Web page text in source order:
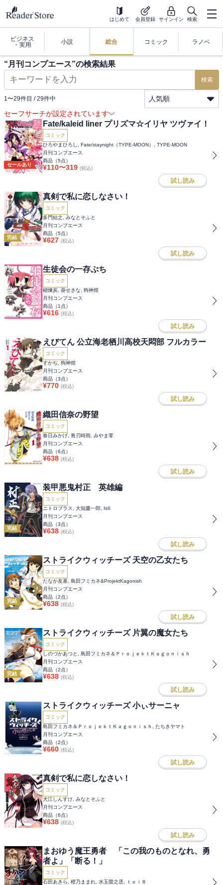
はじめて 会員登録 サインイン 検索
ビジネス
・実用
小説 総合 コミック ラノベ
“ 月刊コンプエース”の検索結果
検索
1〜29件目 / 29件中
人気順
セーフサーチが設定されています
セールあり
Fate/kaleid liner プリズマ☆イリヤ ツヴァイ！
コミック
ひろやまひろし, Fate/staynight（TYPE-MOON）, TYPE-MOON
月刊コンプエース
商品（5点）
¥110〜319 (税込)
試し読み
完結
真剣で私に恋しなさい！
コミック
多門結之, みなとそふと
月刊コンプエース
商品（5点）
¥627 (税込)
試し読み
生徒会の一存ぷち
コミック
砌煉炭, 葵せきな, 狗神煌
月刊コンプエース
商品（1 点）
¥616 (税込)
試し読み
えびてん 公立海老栖川高校天悶部 フルカラー
コミック
すかぢ, 狗神煌
月刊コンプエース
商品（3点）
¥770 (税込)
試し読み
織田信奈の野望
コミック
春日みかげ, 青刃時雨, みやま零
月刊コンプエース
商品（6点）
¥638 (税込)
試し読み
完結
装甲悪鬼村正 英雄編
コミック
ニトロプラス, 大知慶一郎, IsII
月刊コンプエース
商品（3点）
¥638 (税込)
試し読み
完結
ストライクウィッチーズ 天空の乙女たち
コミック
たなか友基, 島田フミカネ&ProjektKagonish
月刊コンプエース
商品（2点）
¥638 (税込)
試し読み
完結
ストライクウィッチーズ 片翼の魔女たち
コミック
しのづかあつと, 島田フミカネ＆ＰｒｏｊｅｋｔＫａｇｏｎｉｓｈ
月刊コンプエース
商品（2点）
¥638 (税込)
試し読み
ストライクウィッチーズ 小ぃサーニャ
コミック
島田フミカネ＆ＰｒｏｊｅｋｔＫａｇｏｎｉｓｈ, たちきヤマト
月刊コンプエース
商品（2点）
¥660 (税込)
試し読み
真剣で私に恋しなさい！
コミック
犬江しんすけ, みなとそふと
月刊コンプエース
商品（6点）
¥638 (税込)
試し読み
まおゆう魔王勇者 「この我のものとなれ、勇
者よ」「断る！」
コミック
石田あきら, 橙乃ままれ, 水玉螢之丞, ｔｏｉ８